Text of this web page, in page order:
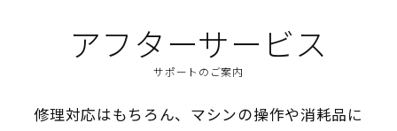
アフターサービス
サポートのご案内
修理対応はもちろん、マシンの操作や消耗品に